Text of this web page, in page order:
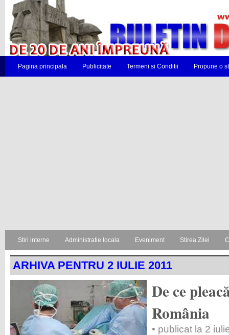
Pagina principala Publicitate Termeni si Conditii Propune o
Stiri interne Administratie locala Eveniment Stirea Zilei
ARHIVA PENTRU 2 IULIE 2011
De ce
România
• publicat la 2